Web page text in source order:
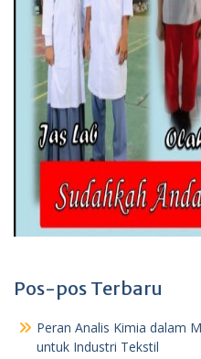
Pos-pos Terbaru
Peran Analis Kimia dalam
untuk Industri Tekstil